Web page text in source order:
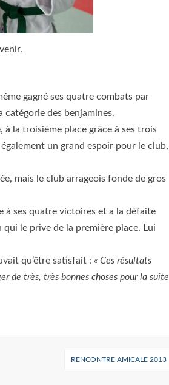
gagné ses quatre combats par
catégorie des benjamines.
la troisième place grâce à ses trois
un grand espoir pour le club,
mais le club arrageois fonde de gros
à ses quatre victoires et a la défaite
le prive de la première place. Lui
qu’être satisfait :« Ces résultats
de très, très bonnes choses pour la suite
RENCONTRE AMICALE 2013